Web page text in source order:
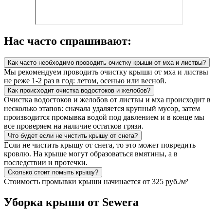
Нас часто спрашивают:
Как часто необходимо проводить очистку крыши от мха и листвы?
Мы рекомендуем проводить очистку крыши от мха и листвы
не реже 1-2 раз в год: летом, осенью или весной.
Как происходит очистка водостоков и желобов?
Очистка водостоков и желобов от листвы и мха происходит в
несколько этапов: сначала удаляется крупный мусор, затем
производится промывка водой под давлением и в конце мы
все проверяем на наличие остатков грязи.
Что будет если не чистить крышу от снега?
Если не чистить крышу от снега, то это может повредить
кровлю. На крыше могут образоваться вмятины, а в
последствии и протечки.
Сколько стоит помыть крышу?
Стоимость промывки крыши начинается от 325 руб./м²
Уборка крыши от Sewera